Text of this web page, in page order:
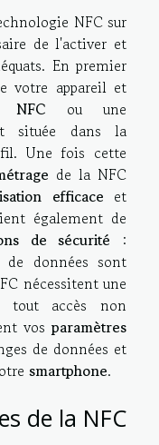
NFC sur
de l'activer et
En premier
votre appareil et
NFC ou une
située dans la
Une fois cette
de la NFC
efficace et
également de
de sécurité :
de données sont
nécessitent une
tout accès non
vos paramètres
de données et
smartphone.
de la NFC